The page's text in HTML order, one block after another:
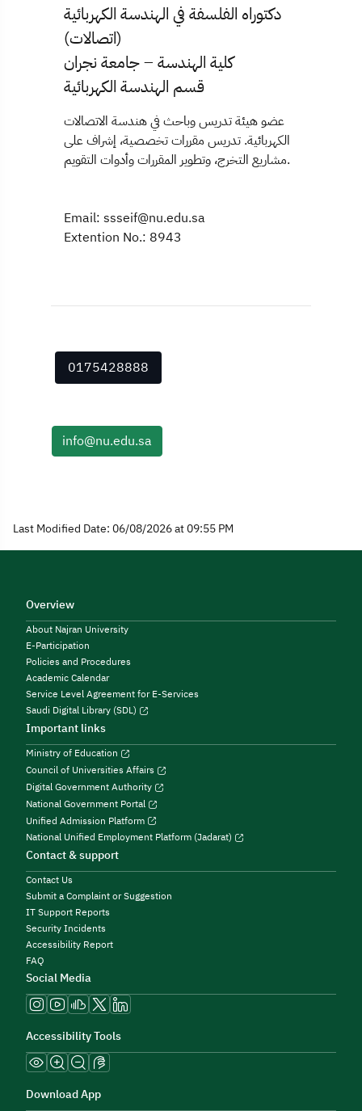
دكتوراه الفلسفة في الهندسة الكهربائية
(اتصالات)
كلية الهندسة – جامعة نجران
قسم الهندسة الكهربائية
عضو هيئة تدريس وباحث في هندسة الاتصالات
الكهربائية. تدريس مقررات تخصصية، إشراف على
مشاريع التخرج، وتطوير المقررات وأدوات التقويم.
Email: ssseif@nu.edu.sa
Extention No.: 8943
0175428888
info@nu.edu.sa
Last Modified Date: 06/08/2026 at 09:55 PM
Overview
About Najran University
E-Participation
Policies and Procedures
Academic Calendar
Service Level Agreement for E-Services
Saudi Digital Library (SDL)
Important links
Ministry of Education
Council of Universities Affairs
Digital Government Authority
National Government Portal
Unified Admission Platform
National Unified Employment Platform (Jadarat)
Contact & support
Contact Us
Submit a Complaint or Suggestion
IT Support Reports
Security Incidents
Accessibility Report
FAQ
Social Media
Accessibility Tools
Download App